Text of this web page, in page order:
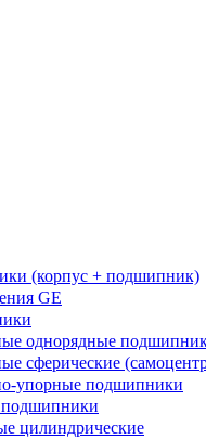
(корпус + подшипник)
GE
однорядные
сферические
упорные подшипники
цилиндрические